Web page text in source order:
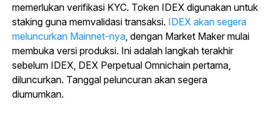
memerlukan verifikasi KYC. Token IDEX digunakan untuk
staking guna memvalidasi transaksi. IDEX akan segera
meluncurkan Mainnet-nya , dengan Market Maker mulai
membuka versi produksi. Ini adalah langkah terakhir
sebelum IDEX, DEX Perpetual Omnichain pertama,
diluncurkan. Tanggal peluncuran akan segera
diumumkan.